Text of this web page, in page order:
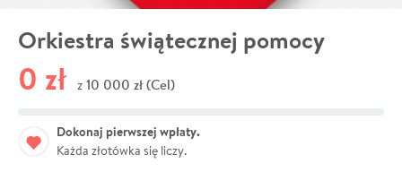
Orkiestra świątecznej pomocy
0 zł z 10 000 zł (Cel)
Dokonaj pierwszej wpłaty.
Każda złotówka się liczy.